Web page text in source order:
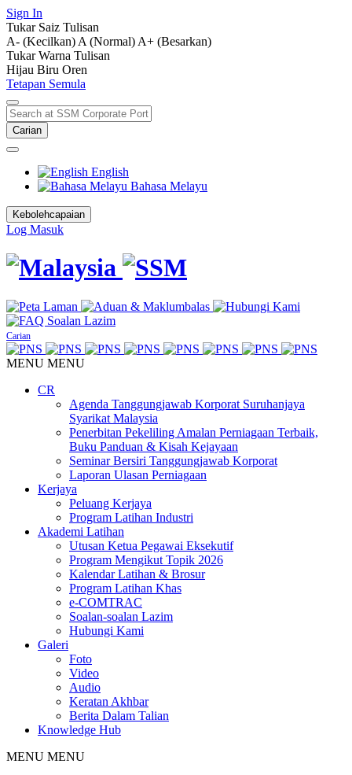
Sign In
Tukar Saiz Tulisan
A- (Kecilkan) A (Normal) A+ (Besarkan)
Tukar Warna Tulisan
Hijau Biru Oren
Tetapan Semula
Carian
English
Bahasa Melayu
Kebolehcapaian
Log Masuk
Carian
MENU MENU
CR
Agenda Tanggungjawab Korporat Suruhanjaya
Syarikat Malaysia
Penerbitan Pekeliling Amalan Perniagaan Terbaik,
Buku Panduan & Kisah Kejayaan
Seminar Bersiri Tanggungjawab Korporat
Laporan Ulasan Perniagaan
Kerjaya
Peluang Kerjaya
Program Latihan Industri
Akademi Latihan
Utusan Ketua Pegawai Eksekutif
Program Mengikut Topik 2026
Kalendar Latihan & Brosur
Program Latihan Khas
e-COMTRAC
Soalan-soalan Lazim
Hubungi Kami
Galeri
Foto
Video
Audio
Keratan Akhbar
Berita Dalam Talian
Knowledge Hub
MENU MENU